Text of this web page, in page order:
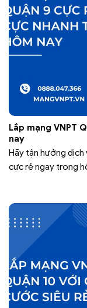
Lắp mạng VNPT
nay
Hãy tận hưởng dịch
cực rẻ ngay trong
khách…